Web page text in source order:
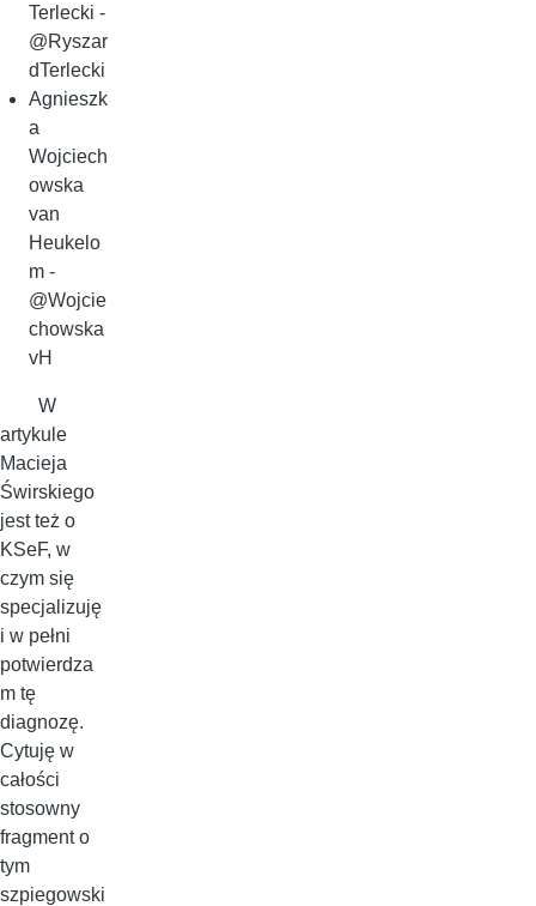
Terlecki -
@Ryszar
dTerlecki
Agnieszk
a
Wojciech
owska
van
Heukelo
m -
@Wojcie
chowska
vH
W
artykule
Macieja
Świrskiego
jest też o
KSeF, w
czym się
specjalizuję
i w pełni
potwierdza
m tę
diagnozę.
Cytuję w
całości
stosowny
fragment o
tym
szpiegowski